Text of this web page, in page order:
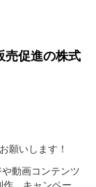
売促進の株式
願いします！
動画コンテンツ